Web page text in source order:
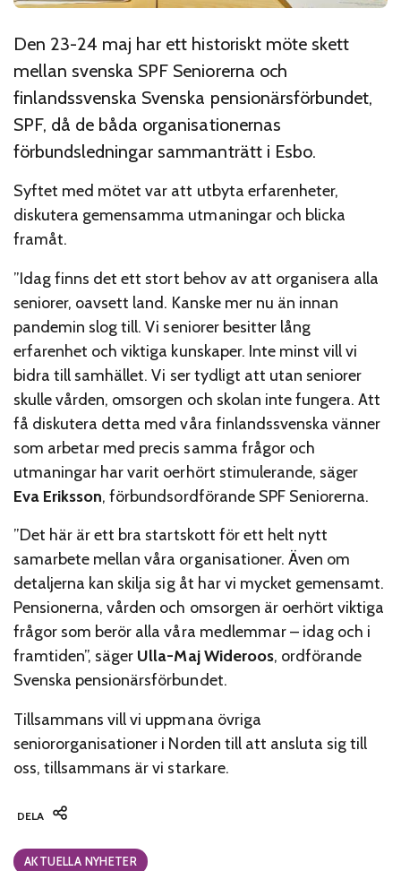
Den 23-24 maj har ett historiskt möte skett
mellan svenska SPF Seniorerna och
finlandssvenska Svenska pensionärsförbundet,
SPF, då de båda organisationernas
förbundsledningar sammanträtt i Esbo.
Syftet med mötet var att utbyta erfarenheter,
diskutera gemensamma utmaningar och blicka
framåt.
”Idag finns det ett stort behov av att organisera alla
seniorer, oavsett land. Kanske mer nu än innan
pandemin slog till. Vi seniorer besitter lång
erfarenhet och viktiga kunskaper. Inte minst vill vi
bidra till samhället. Vi ser tydligt att utan seniorer
skulle vården, omsorgen och skolan inte fungera. Att
få diskutera detta med våra finlandssvenska vänner
som arbetar med precis samma frågor och
utmaningar har varit oerhört stimulerande, säger
Eva Eriksson, förbundsordförande SPF Seniorerna.
”Det här är ett bra startskott för ett helt nytt
samarbete mellan våra organisationer. Även om
detaljerna kan skilja sig åt har vi mycket gemensamt.
Pensionerna, vården och omsorgen är oerhört viktiga
frågor som berör alla våra medlemmar – idag och i
framtiden”, säger Ulla-Maj Wideroos, ordförande
Svenska pensionärsförbundet.
Tillsammans vill vi uppmana övriga
seniororganisationer i Norden till att ansluta sig till
oss, tillsammans är vi starkare.
DELA
Categories:
AKTUELLA NYHETER